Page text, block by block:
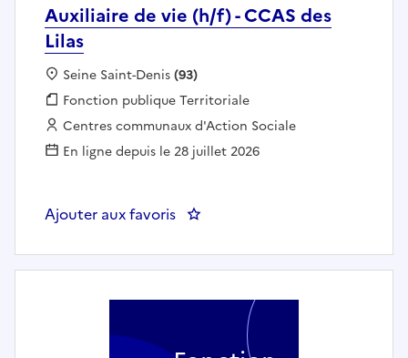
Auxiliaire de vie (h/f) - CCAS des
Lilas
Localisation :
Seine Saint-Denis(93)
Fonction publique :
Fonction publique Territoriale
Employeur :
Centres communaux d'Action Sociale
En ligne depuis le 28 juillet 2026
Ajouter aux favoris : Auxiliaire de vie (h/f) - CCAS